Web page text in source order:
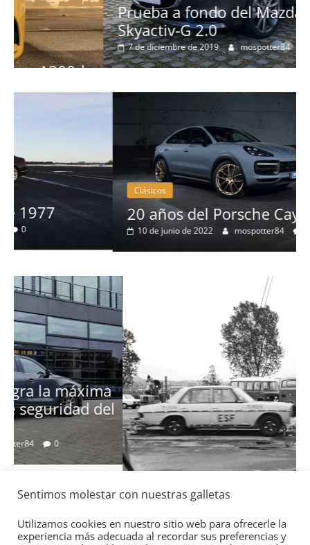
Prueba a fondo del Mazda3 Sedan
Skyactiv-G 2.0
7 de diciembre de 2019 mospotter84 0
Clásicos
20 años del Porsche Cayenne
mospotter84 0
Mercedes-Benz ESF 05: 50 años de
seguridad
21 de octubre de 2021 mospotter84 0
Sentimos molestar con nuestras galletas
Utilizamos cookies en nuestro sitio web para ofrecerle la
experiencia más adecuada al recordar sus preferencias y